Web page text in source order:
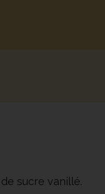
sucre vanillé.